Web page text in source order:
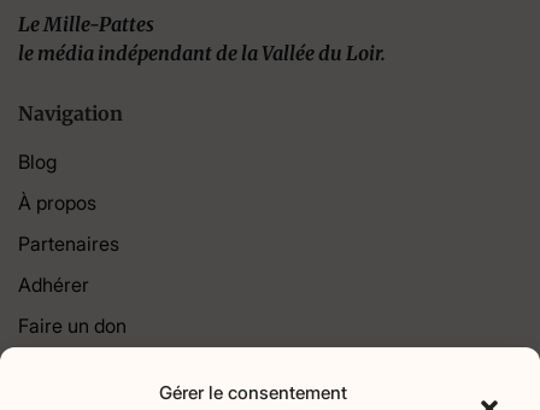
Gérer le consentement
Le Mille-Pattes
le média indépendant de la Vallée du Loir.
Navigation
Blog
À propos
Partenaires
Adhérer
Faire un don